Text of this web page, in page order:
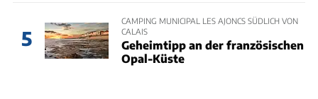
5
CAMPING MUNICIPAL LES AJONCS SÜDLICH VON
CALAIS
Geheimtipp an der französischen
Opal-Küste